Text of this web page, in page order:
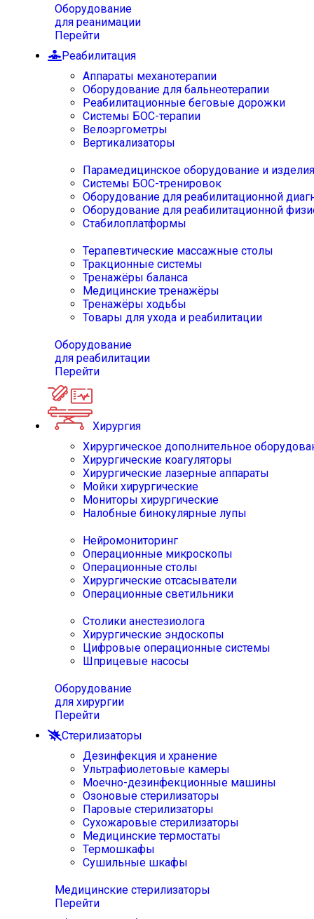
Оборудование
для реанимации
Перейти
Реабилитация
Аппараты механотерапии
Оборудование для бальнеотерапии
Реабилитационные беговые дорожки
Системы БОС-терапии
Велоэргометры
Вертикализаторы
Парамедицинское оборудование и изделия
Системы БОС-тренировок
Оборудование для реабилитационной
Оборудование для реабилитационной
Стабилоплатформы
Терапевтические массажные столы
Тракционные системы
Тренажёры баланса
Медицинские тренажёры
Тренажёры ходьбы
Товары для ухода и реабилитации
Оборудование
для реабилитации
Перейти
Хирургия
Хирургическое дополнительное
Хирургические коагуляторы
Хирургические лазерные аппараты
Мойки хирургические
Мониторы хирургические
Налобные бинокулярные лупы
Нейромониторинг
Операционные микроскопы
Операционные столы
Хирургические отсасыватели
Операционные светильники
Столики анестезиолога
Хирургические эндоскопы
Цифровые операционные системы
Шприцевые насосы
Оборудование
для хирургии
Перейти
Стерилизаторы
Дезинфекция и хранение
Ультрафиолетовые камеры
Моечно-дезинфекционные машины
Озоновые стерилизаторы
Паровые стерилизаторы
Сухожаровые стерилизаторы
Медицинские термостаты
Термошкафы
Сушильные шкафы
Медицинские стерилизаторы
Перейти